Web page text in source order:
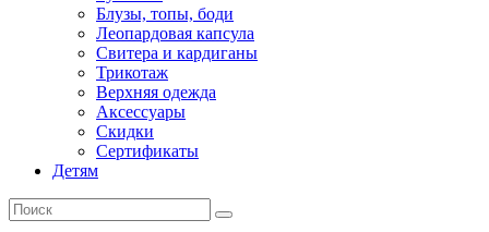
Блузы, топы, боди
Леопардовая капсула
Свитера и кардиганы
Трикотаж
Верхняя одежда
Аксессуары
Скидки
Сертификаты
Детям